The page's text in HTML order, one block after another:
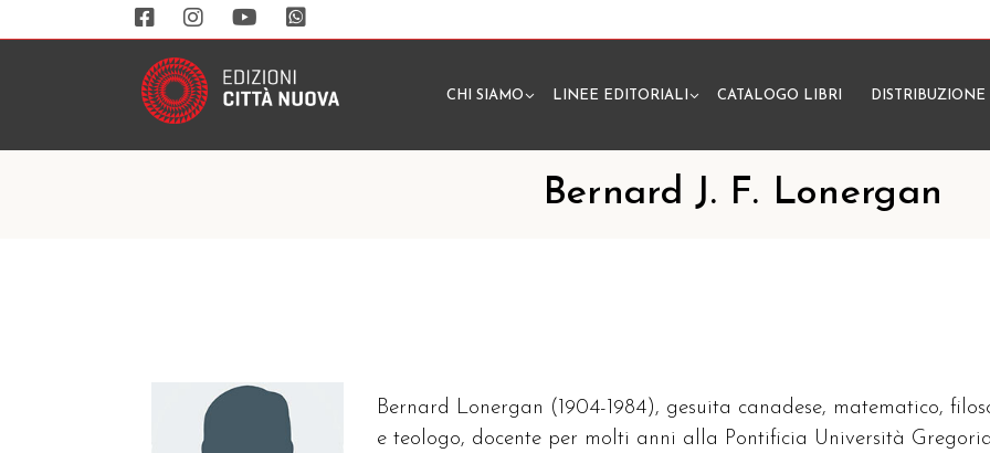
CHI SIAMO LINEE EDITORIALI CATALOGO LIBRI DISTRIBUZIONE
Bernard J. F. Lonergan
Bernard Lonergan (1904-1984), gesuita canadese, matematico,
e teologo, docente per molti anni alla Pontificia Università